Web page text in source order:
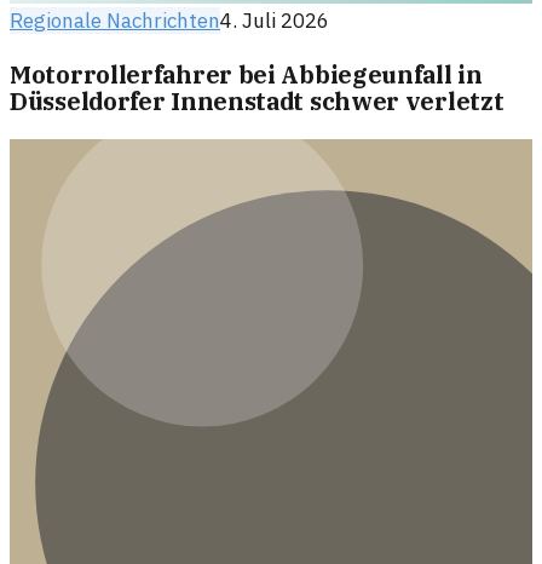
Regionale Nachrichten4. Juli 2026
Motorrollerfahrer bei Abbiegeunfall in
Düsseldorfer Innenstadt schwer verletzt